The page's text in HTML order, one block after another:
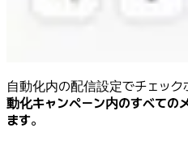
自動化内の配信設定でチェック
動化キャンペーン内のすべての
ます。